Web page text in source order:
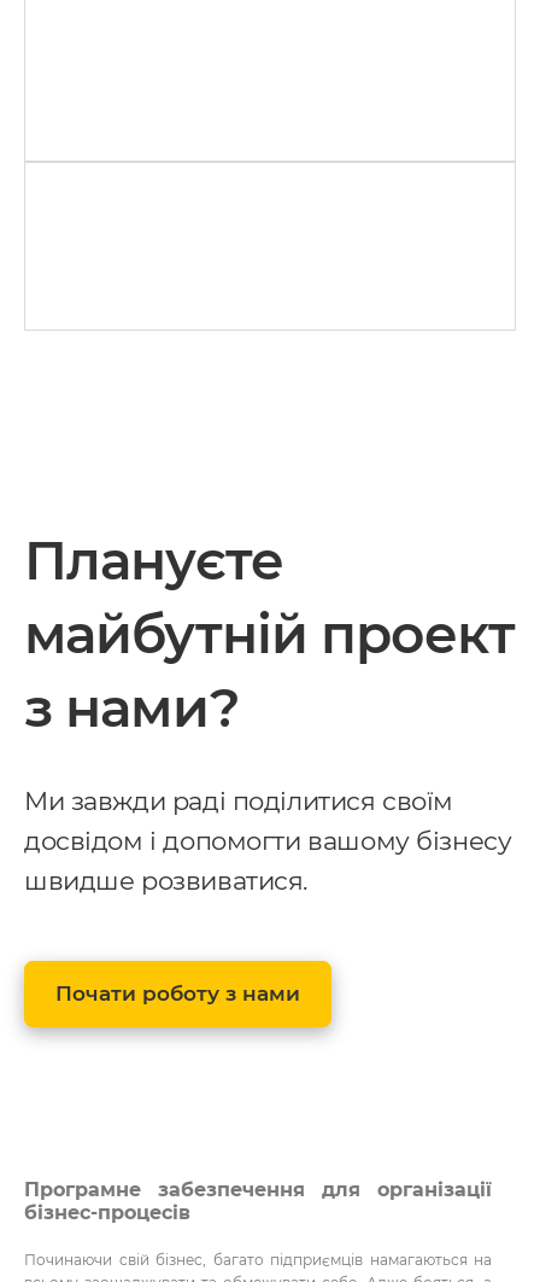
Плануєте
майбутній проект
з нами?
Ми завжди раді поділитися своїм
досвідом і допомогти вашому бізнесу
швидше розвиватися.
Почати роботу з нами
Програмне забезпечення для організації
бізнес-процесів
Починаючи свій бізнес, багато підприємців намагаються на